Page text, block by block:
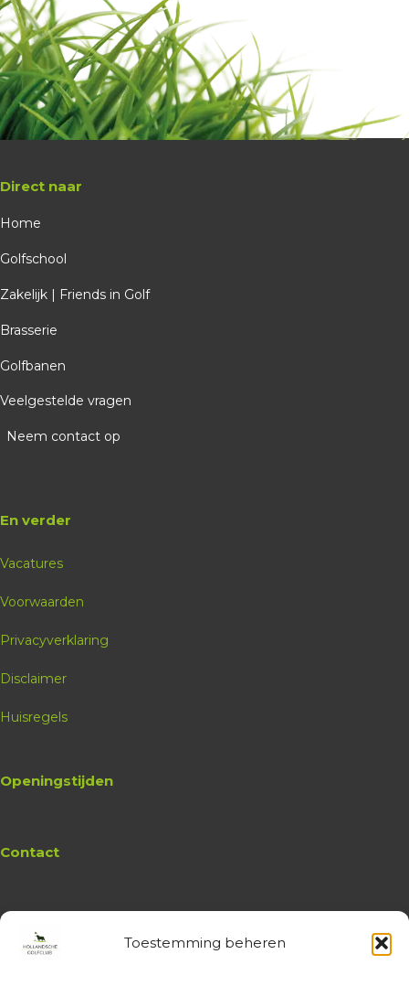
Toestemming beheren
Direct naar
Home
Golfschool
Zakelijk | Friends in Golf
Brasserie
Golfbanen
Veelgestelde vragen
Neem contact op
En verder
Vacatures
Voorwaarden
Privacyverklaring
Disclaimer
Huisregels
Openingstijden
Contact
Website Hollandsche Golfclub